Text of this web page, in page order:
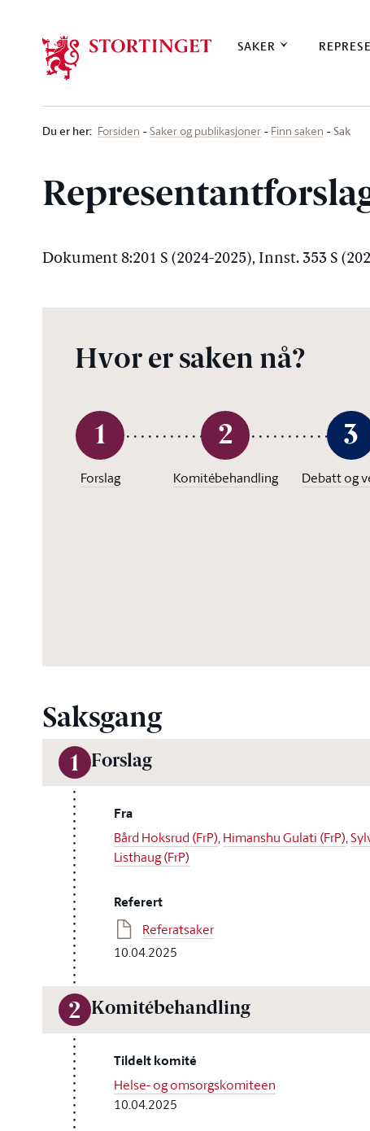
SAKER
Du er her: Forsiden Saker og publikasjoner Finn saken Sak
Dokument 8:201 S (2024-2025), Innst. 353 S
Hvor er saken nå?
1
Forslag
2
Komitébehandling
3
Debatt og
Saksgang
1 Forslag
Fra
Bård Hoksrud (FrP),Himanshu Gulati (FrP),
Listhaug (FrP)
Referert
Referatsaker
10.04.2025
2 Komitébehandling
Tildelt komité
Helse- og omsorgskomiteen
10.04.2025